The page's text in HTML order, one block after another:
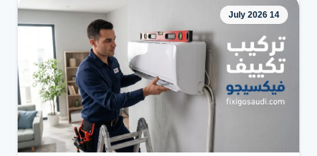
اطلب الخدمة
تواصل عبر واتساب
14 July 2026